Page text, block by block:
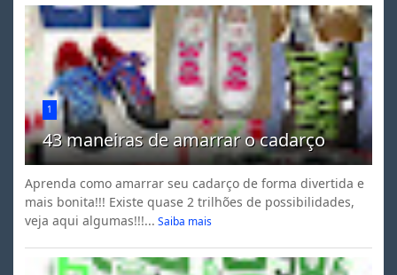
1
43 maneiras de amarrar o cadarço
Aprenda como amarrar seu cadarço de forma divertida e
mais bonita!!! Existe quase 2 trilhões de possibilidades,
veja aqui algumas!!!... Saiba mais